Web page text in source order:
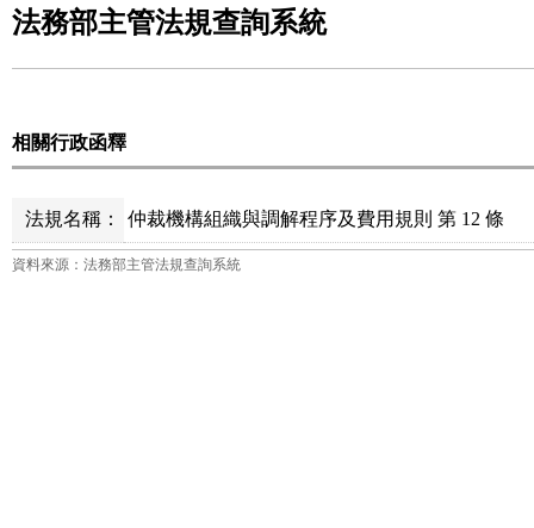
法務部主管法規查詢系統
相關行政函釋
法規名稱： 仲裁機構組織與調解程序及費用規則 第 12 條
資料來源：法務部主管法規查詢系統